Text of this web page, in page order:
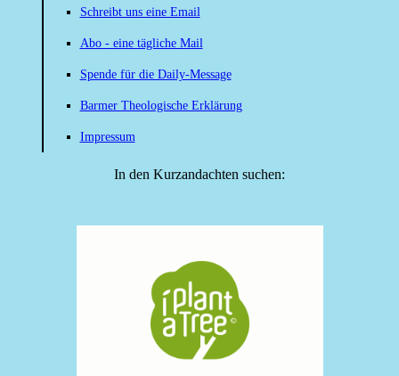
Schreibt uns eine Email
Abo - eine tägliche Mail
Spende für die Daily-Message
Barmer Theologische Erklärung
Impressum
In den Kurzandachten suchen: